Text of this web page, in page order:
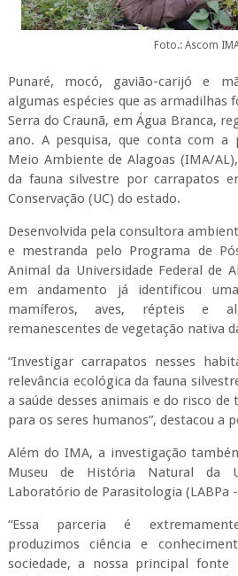
Foto.: Ascom
Punaré, mocó, gavião-carijó e
algumas espécies que as armadilhas
Serra do Craunã, em Água Branca,
ano. A pesquisa, que conta com
Meio Ambiente de Alagoas (IMA/
da fauna silvestre por carrapatos
Conservação (UC) do estado.
Desenvolvida pela consultora
e mestranda pelo Programa de
Animal da Universidade Federal de
em andamento já identificou
mamíferos, aves, répteis e
remanescentes de vegetação nativa
“Investigar carrapatos nesses
relevância ecológica da fauna
a saúde desses animais e do risco
para os seres humanos”, destacou a
Além do IMA, a investigação
Museu de História Natural da
Laboratório de Parasitologia (LABPa
“Essa parceria é
produzimos ciência e
sociedade, a nossa principal fonte